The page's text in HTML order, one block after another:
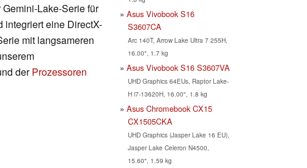
Lake-Serie für
integriert eine DirectX-
mit langsameren
derProzessoren
Asus Vivobook S16
S3607CA
Arc 140T, Arrow Lake Ultra 7 255H,
16.00", 1.7 kg
Asus Vivobook S16 S3607VA
UHD Graphics 64EUs, Raptor Lake-
H i7-13620H, 16.00", 1.8 kg
Asus Chromebook CX15
CX1505CKA
UHD Graphics (Jasper Lake 16 EU),
Jasper Lake Celeron N4500,
15.60", 1.59 kg